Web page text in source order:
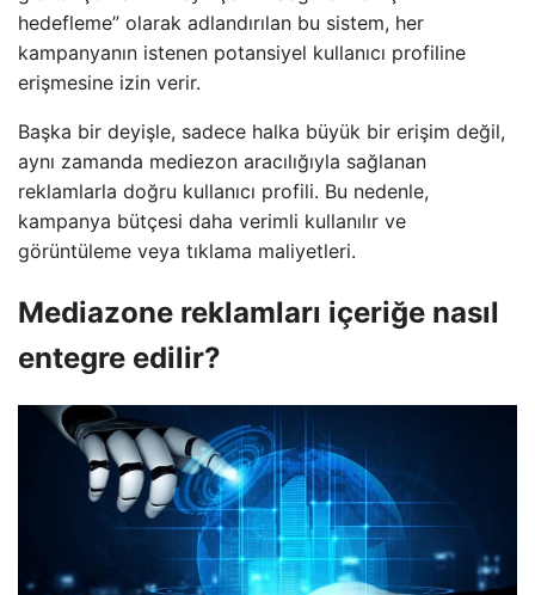
hedefleme” olarak adlandırılan bu sistem, her
kampanyanın istenen potansiyel kullanıcı profiline
erişmesine izin verir.
Başka bir deyişle, sadece halka büyük bir erişim değil,
aynı zamanda mediezon aracılığıyla sağlanan
reklamlarla doğru kullanıcı profili. Bu nedenle,
kampanya bütçesi daha verimli kullanılır ve
görüntüleme veya tıklama maliyetleri.
Mediazone reklamları içeriğe nasıl
entegre edilir?